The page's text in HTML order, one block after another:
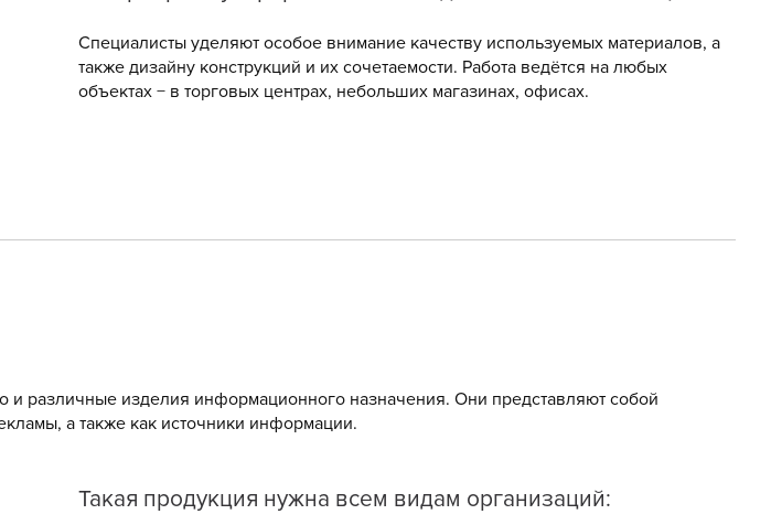
Специалисты уделяют особое внимание качеству используемых материалов, а
также дизайну конструкций и их сочетаемости. Работа ведётся на любых
объектах − в торговых центрах, небольших магазинах, офисах.
различные изделия информационного назначения. Они представляют собой
а также как источники информации.
Такая продукция нужна всем видам организаций: